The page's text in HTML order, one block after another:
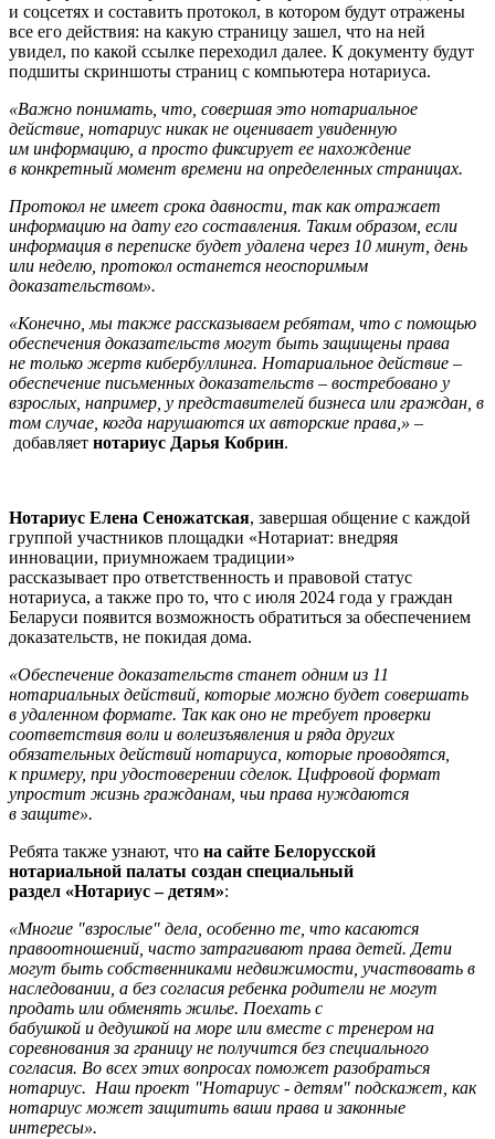
и соцсетях и составить протокол, в котором будут отражены
все его действия: на какую страницу зашел, что на ней
увидел, по какой ссылке переходил далее. К документу будут
подшиты скриншоты страниц с компьютера нотариуса.
«Важно понимать, что, совершая это нотариальное
действие, нотариус никак не оценивает увиденную
им информацию, а просто фиксирует ее нахождение
в конкретный момент времени на определенных страницах.
Протокол не имеет срока давности, так как отражает
информацию на дату его составления. Таким образом, если
информация в переписке будет удалена через 10 минут, день
или неделю, протокол останется неоспоримым
доказательством».
«Конечно, мы также рассказываем ребятам, что с помощью
обеспечения доказательств могут быть защищены права
не только жертв кибербуллинга. Нотариальное действие –
обеспечение письменных доказательств – востребовано у
взрослых, например, у представителей бизнеса или граждан, в
том случае, когда нарушаются их авторские права,» –
добавляет нотариус Дарья Кобрин.
Нотариус Елена Сеножатская, завершая общение с каждой
группой участников площадки «Нотариат: внедряя
инновации, приумножаем традиции»
рассказывает про ответственность и правовой статус
нотариуса, а также про то, что с июля 2024 года у граждан
Беларуси появится возможность обратиться за обеспечением
доказательств, не покидая дома.
«Обеспечение доказательств станет одним из 11
нотариальных действий, которые можно будет совершать
в удаленном формате. Так как оно не требует проверки
соответствия воли и волеизъявления и ряда других
обязательных действий нотариуса, которые проводятся,
к примеру, при удостоверении сделок. Цифровой формат
упростит жизнь гражданам, чьи права нуждаются
в защите».
Ребята также узнают, что на сайте Белорусской
нотариальной палаты создан специальный
раздел «Нотариус – детям»:
«Многие "взрослые" дела, особенно те, что касаются
правоотношений, часто затрагивают права детей. Дети
могут быть собственниками недвижимости, участвовать в
наследовании, а без согласия ребенка родители не могут
продать или обменять жилье. Поехать с
бабушкой и дедушкой на море или вместе с тренером на
соревнования за границу не получится без специального
согласия. Во всех этих вопросах поможет разобраться
нотариус. Наш проект "Нотариус - детям" подскажет, как
нотариус может защитить ваши права и законные
интересы».